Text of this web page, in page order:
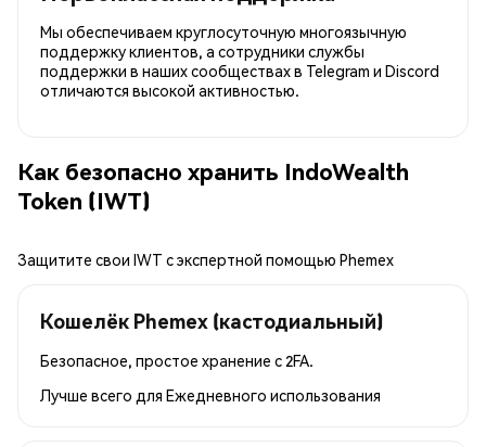
Мы обеспечиваем круглосуточную многоязычную
поддержку клиентов, а сотрудники службы
поддержки в наших сообществах в Telegram и Discord
отличаются высокой активностью.
Как безопасно хранить IndoWealth
Token (IWT)
Защитите свои IWT с экспертной помощью Phemex
Кошелёк Phemex (кастодиальный)
Безопасное, простое хранение с 2FA.
Лучше всего для Ежедневного использования